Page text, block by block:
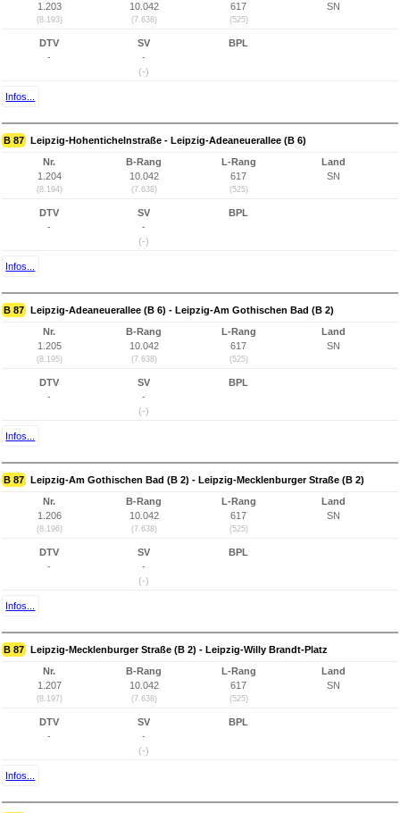
1.203
(8.193)
10.042
(7.638)
617
(525)
SN
DTV
-
SV
-
(-)
BPL
Infos...
B 87 Leipzig-Hohentichelnstraße - Leipzig-Adeaneuerallee (B 6)
Nr.
1.204
(8.194)
B-Rang
10.042
(7.638)
L-Rang
617
(525)
Land
SN
DTV
-
SV
-
(-)
BPL
Infos...
B 87 Leipzig-Adeaneuerallee (B 6) - Leipzig-Am Gothischen Bad (B 2)
Nr.
1.205
(8.195)
B-Rang
10.042
(7.638)
L-Rang
617
(525)
Land
SN
DTV
-
SV
-
(-)
BPL
Infos...
B 87 Leipzig-Am Gothischen Bad (B 2) - Leipzig-Mecklenburger Straße (B 2)
Nr.
1.206
(8.196)
B-Rang
10.042
(7.638)
L-Rang
617
(525)
Land
SN
DTV
-
SV
-
(-)
BPL
Infos...
B 87 Leipzig-Mecklenburger Straße (B 2) - Leipzig-Willy Brandt-Platz
Nr.
1.207
(8.197)
B-Rang
10.042
(7.638)
L-Rang
617
(525)
Land
SN
DTV
-
SV
-
(-)
BPL
Infos...